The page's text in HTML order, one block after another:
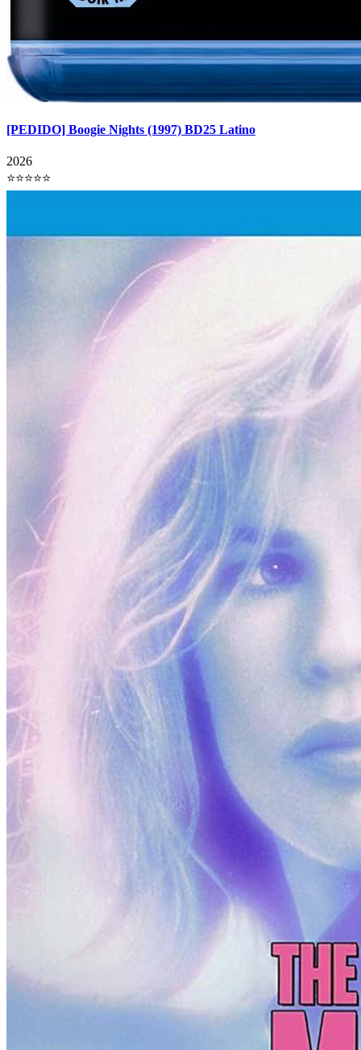
[PEDIDO] Boogie Nights (1997) BD25 Latino
2026
⭐⭐⭐⭐⭐